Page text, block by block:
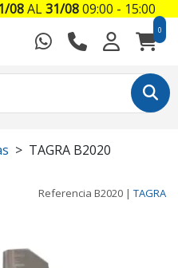
0
TAGRA B2020
Referencia B2020 | TAGRA
08AL31/0809:00 - 15:00